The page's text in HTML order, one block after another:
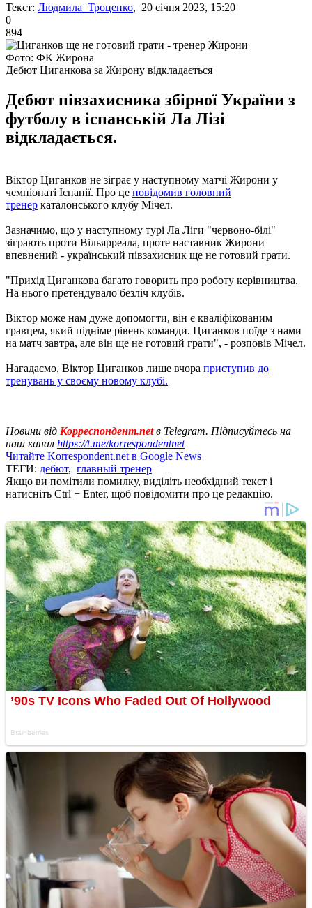
Текст: Людмила Троценко, 20 січня 2023, 15:20
0
894
Фото: ФК Жирона
Дебют Циганкова за Жирону відкладається
Дебют півзахисника збірної України з
футболу в іспанській Ла Лізі
відкладається.
Віктор Циганков не зіграє у наступному матчі Жирони у
чемпіонаті Іспанії. Про це повідомив головний
тренер каталонського клубу Мічел.
Зазначимо, що у наступному турі Ла Ліги "червоно-білі"
зіграють проти Вільярреала, проте наставник Жирони
впевнений - український півзахисник ще не готовий грати.
"Прихід Циганкова багато говорить про роботу керівництва.
На нього претендувало безліч клубів.
Віктор може нам дуже допомогти, він є кваліфікованим
гравцем, який підніме рівень команди. Циганков поїде з нами
на матч завтра, але він ще не готовий грати", - розповів Мічел.
Нагадаємо, Віктор Циганков лише вчора приступив до
тренувань у своєму новому клубі.
Новини від Корреспондент.netв Telegram. Підписуйтесь на
наш канал https://t.me/korrespondentnet
Читайте Korrespondent.net в Google News
ТЕГИ: дебют, главный тренер
Якщо ви помітили помилку, виділіть необхідний текст і
натисніть Ctrl + Enter, щоб повідомити про це редакцію.